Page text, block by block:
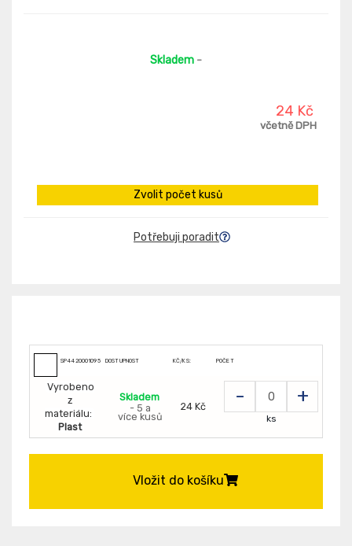
Skladem -
24 Kč
včetně DPH
Zvolit počet kusů
Potřebuji poradit
SP4420001095 DOSTUPNOST KČ/KS: POČET
Vyrobeno
z
materiálu:
Plast
Skladem
- 5 a
více kusů
24 Kč - +
ks
Vložit do košíku